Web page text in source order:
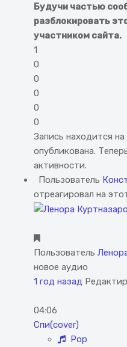
Будучи частью
разблокировать
участником сайта.
1
0
0
0
0
0
Запись находится
опубликована.
активности.
Пользователь
отреагировал на
Пользователь
новое аудио
1 год назад
04:06
Спи(cover)
Pop